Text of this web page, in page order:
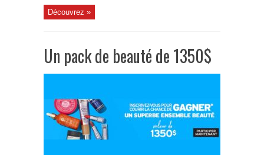
Découvrez »
Un pack de beauté de 1350$